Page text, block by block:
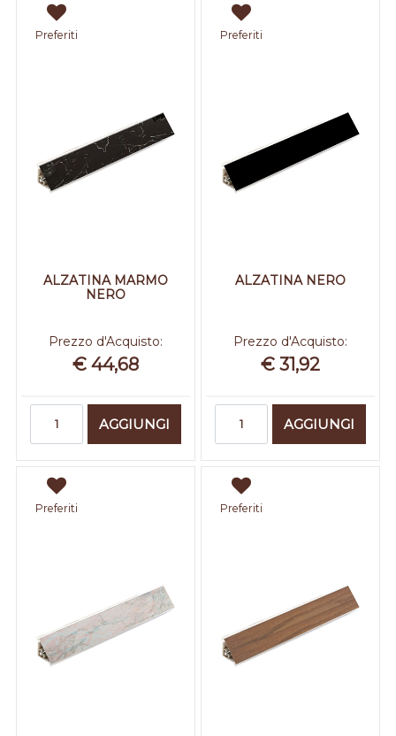
Preferiti
ALZATINA MARMO
NERO
Prezzo d'Acquisto:
€ 44,68
AGGIUNGI
Preferiti
ALZATINA NERO
Prezzo d'Acquisto:
€ 31,92
AGGIUNGI
Preferiti Preferiti